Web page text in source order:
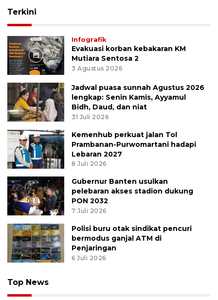
Terkini
Infografik
Evakuasi korban kebakaran KM
Mutiara Sentosa 2
3 Agustus 2026
Jadwal puasa sunnah Agustus 2026
lengkap: Senin Kamis, Ayyamul
Bidh, Daud, dan niat
31 Juli 2026
Kemenhub perkuat jalan Tol
Prambanan-Purwomartani hadapi
Lebaran 2027
8 Juli 2026
Gubernur Banten usulkan
pelebaran akses stadion dukung
PON 2032
7 Juli 2026
Polisi buru otak sindikat pencuri
bermodus ganjal ATM di
Penjaringan
6 Juli 2026
Top News